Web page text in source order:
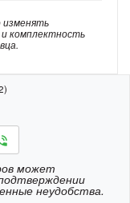
изменять
комплектность
может
неудобства.